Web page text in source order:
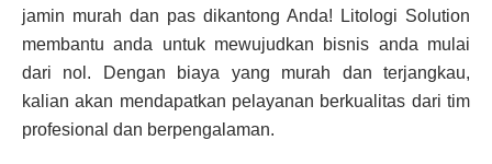
jamin murah dan pas dikantong Anda! Litologi Solution
membantu anda untuk mewujudkan bisnis anda mulai
dari nol. Dengan biaya yang murah dan terjangkau,
kalian akan mendapatkan pelayanan berkualitas dari tim
profesional dan berpengalaman.